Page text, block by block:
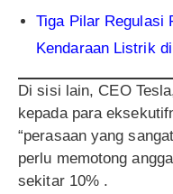
Tiga Pilar Regulasi
Kendaraan Listrik
Di sisi lain, CEO
kepada para
“perasaan yang
perlu memotong
sekitar 10% .